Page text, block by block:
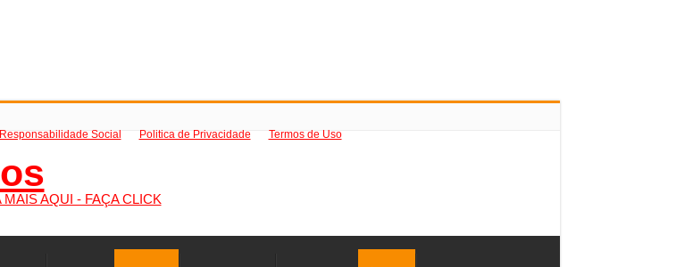
Responsabilidade Social Politica de Privacidade Termos de Uso